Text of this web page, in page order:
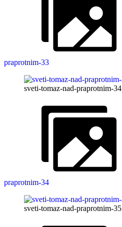
praprotnim-33
sveti-tomaz-nad-praprotnim-34
praprotnim-34
sveti-tomaz-nad-praprotnim-35